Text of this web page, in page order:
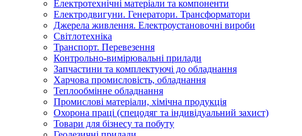
Електротехнічні матеріали та компоненти
Електродвигуни. Генератори. Трансформатори
Джерела живлення. Електроустановочні вироби
Світлотехніка
Транспорт. Перевезення
Контрольно-вимірювальні прилади
Запчастини та комплектуючі до обладнання
Харчова промисловість, обладнання
Теплообмінне обладнання
Промислові матеріали, хімічна продукція
Охорона праці (спецодяг та індивідуальний захист)
Товари для бізнесу та побуту